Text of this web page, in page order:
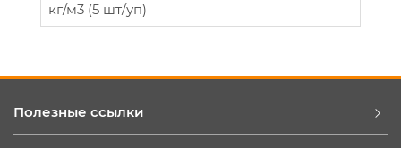
кг/м3 (5 шт/уп)
Полезные ссылки